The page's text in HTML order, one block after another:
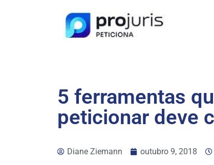
5 ferramentas
peticionar deve
Diane Ziemann outubro 9, 2018